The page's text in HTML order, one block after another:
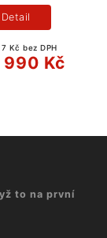
Kč bez DPH
990 Kč
Detail
to na první